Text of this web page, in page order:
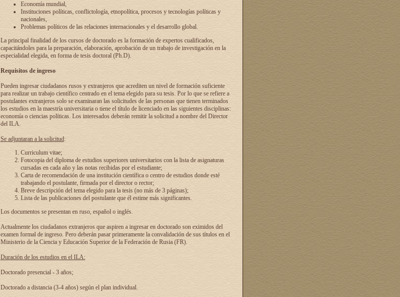
Economía mundial,
Instituciones políticas, conflictología, etnopolítica, procesos y tecnologías políticas y
nacionales,
Problemas políticos de las relaciones internacionales y el desarrollo global.
La principal finalidad de los cursos de doctorado es la formación de expertos cualificados,
capacitándoles para la preparación, elaboración, aprobación de un trabajo de investigación en la
especialidad elegida, en forma de tesis doctoral (Ph.D).
Requisitos de ingreso
Pueden ingresar ciudadanos rusos y extranjeros que acrediten un nivel de formación suficiente
para realizar un trabajo científico centrado en el tema elegido para su tesis. Por lo que se refiere a
postulantes extranjeros solo se examinaran las solicitudes de las personas que tienen terminados
los estudios en la maestría universitaria o tiene el título de licenciado en las siguientes disciplinas:
economía o ciencias políticas. Los interesados deberán remitir la solicitud a nombre del Director
del ILA.
Se adjuntaran a la solicitud:
Curriculum vitae;
Fotocopia del diploma de estudios superiores universitarios con la lista de asignaturas
cursadas en cada año y las notas recibidas por el estudiante;
Carta de recomendación de una institución científica o centro de estudios donde esté
trabajando el postulante, firmada por el director o rector;
Breve descripción del tema elegido para la tesis (no más de 3 páginas);
Lista de las publicaciones del postulante que él estime más significantes.
Los documentos se presentan en ruso, español o inglés.
Actualmente los ciudadanos extranjeros que aspiren a ingresar en doctorado son eximidos del
examen formal de ingreso. Pero deberán pasar primeramente la convalidación de sus títulos en el
Ministerio de la Ciencia y Educación Superior de la Federación de Rusia (FR).
Duración de los estudios en el ILA:
Doctorado presencial - 3 años;
Doctorado a distancia (3-4 años) según el plan individual.